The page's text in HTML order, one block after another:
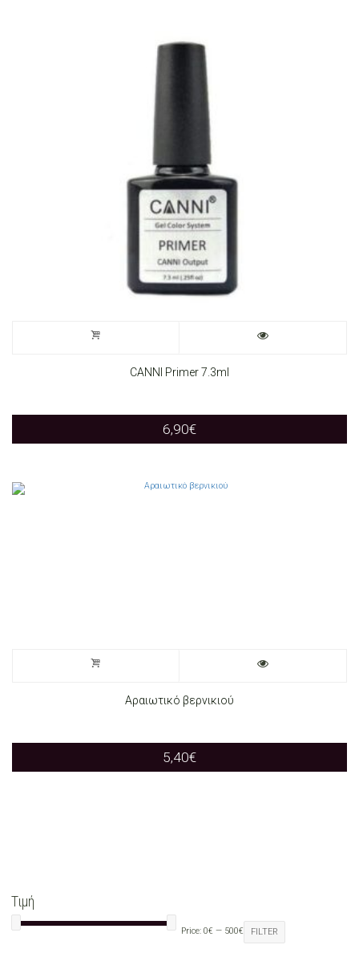
CANNI Primer 7.3ml
6,90€
Αραιωτικό βερνικιού
5,40€
Τιμή
FILTER
Price:0€ — 500€